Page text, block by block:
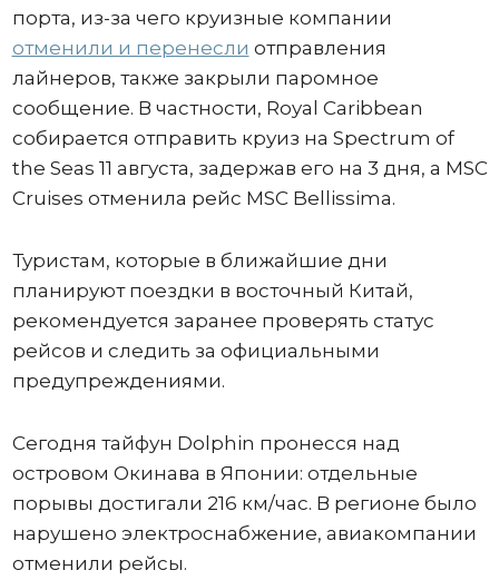
порта, из-за чего круизные компании
отменили и перенесли отправления
лайнеров, также закрыли паромное
сообщение. В частности, Royal Caribbean
собирается отправить круиз на Spectrum of
the Seas 11 августа, задержав его на 3 дня, а MSC
Cruises отменила рейс MSC Bellissima.
Туристам, которые в ближайшие дни
планируют поездки в восточный Китай,
рекомендуется заранее проверять статус
рейсов и следить за официальными
предупреждениями.
Сегодня тайфун Dolphin пронесся над
островом Окинава в Японии: отдельные
порывы достигали 216 км/час. В регионе было
нарушено электроснабжение, авиакомпании
отменили рейсы.